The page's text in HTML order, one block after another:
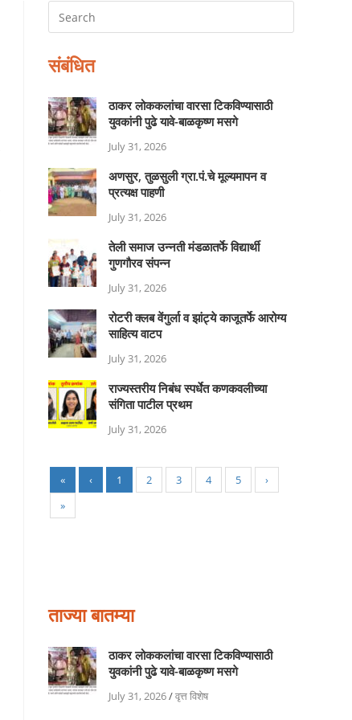
संबंधित
ठाकर लोककलांचा वारसा टिकविण्यासाठी
युवकांनी पुढे यावे-बाळकृष्ण मसगे
July 31, 2026
अणसुर, तुळसुली ग्रा.पं.चे मूल्यमापन व
प्रत्यक्ष पाहणी
July 31, 2026
तेली समाज उन्नती मंडळातर्फे विद्यार्थी
गुणगौरव संपन्न
July 31, 2026
रोटरी क्लब वेंगुर्ला व झांट्ये काजूतर्फे आरोग्य
साहित्य वाटप
July 31, 2026
राज्यस्तरीय निबंध स्पर्धेत कणकवलीच्या
संगिता पाटील प्रथम
July 31, 2026
« ‹ 1 2 3 4 5
›
»
ताज्या बातम्या
ठाकर लोककलांचा वारसा टिकविण्यासाठी
युवकांनी पुढे यावे-बाळकृष्ण मसगे
July 31, 2026/वृत्त विशेष